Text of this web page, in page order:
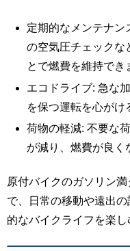
定期的なメンテナン
の空気圧チェックな
とで燃費を維持でき
エコドライブ: 急な
を保つ運転を心がけ
荷物の軽減: 不要な
が減り、燃費が良く
原付バイクのガソリン
で、日常の移動や遠出
的なバイクライフを楽し